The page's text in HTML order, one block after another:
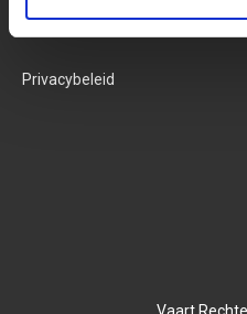
Algemene Voorwaarden
Privacybeleid